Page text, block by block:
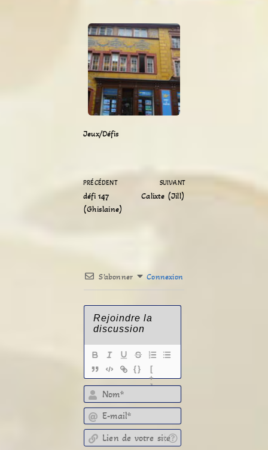
Jeux/Défis
PRÉCÉDENT
défi 147
(Ghislaine)
SUIVANT
Calixte (Jill)
S’abonner Connexion
{}
[
+
]